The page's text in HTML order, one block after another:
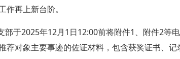
作再上新台阶。
部于2025年12月1日12:00前将附件1、附件2等
荐对象主要事迹的佐证材料，包含获奖证书、记